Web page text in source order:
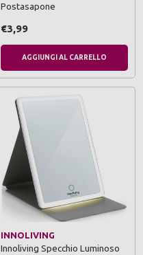
Postasapone
€3,99
AGGIUNGI AL CARRELLO
INNOLIVING
Innoliving Specchio Luminoso